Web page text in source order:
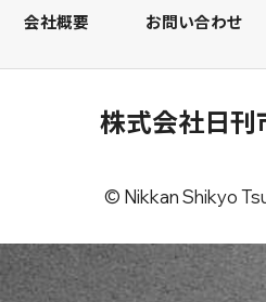
会社概要 お問い合わせ
株式会社日刊
© Nikkan Shikyo